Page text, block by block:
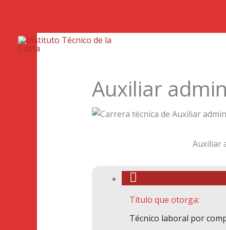
Auxiliar
Auxiliar
Título que otorga:
Técnico laboral por